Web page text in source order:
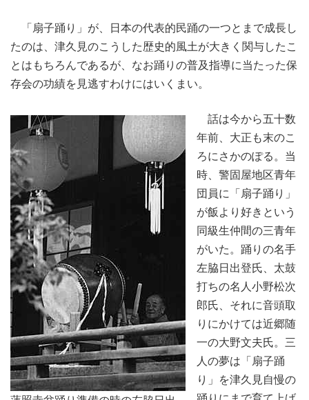
「扇子踊り」が、日本の代表的民踊の一つとまで成長し
たのは、津久見のこうした歴史的風土が大きく関与したこ
とはもちろんであるが、なお踊りの普及指導に当たった保
存会の功績を見逃すわけにはいくまい。
話は今から五十数
年前、大正も末のこ
ろにさかのぽる。当
時、警固屋地区青年
団員に「扇子踊り」
が飯より好きという
同級生仲間の三青年
がいた。踊りの名手
左脇日出登氏、太鼓
打ちの名人小野松次
郎氏、それに音頭取
りにかけては近郷随
一の大野文夫氏。三
人の夢は「扇子踊
り」を津久見自慢の